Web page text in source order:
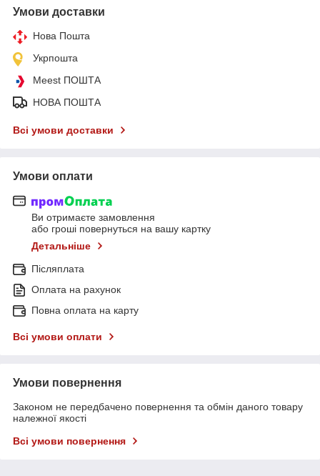
Умови доставки
Нова Пошта
Укрпошта
Meest ПОШТА
НОВА ПОШТА
Всі умови доставки
Умови оплати
Ви отримаєте замовлення
або гроші повернуться на вашу картку
Детальніше
Післяплата
Оплата на рахунок
Повна оплата на карту
Всі умови оплати
Умови повернення
Законом не передбачено повернення та обмін даного товару
належної якості
Всі умови повернення